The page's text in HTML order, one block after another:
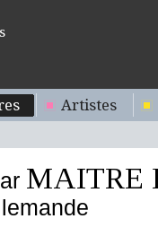
Artistes
MAITRE